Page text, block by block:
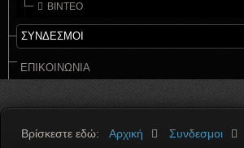
ΒΙΝΤΕΟ
ΣΥΝΔΕΣΜΟΙ
ΕΠΙΚΟΙΝΩΝΊΑ
Βρίσκεστε εδώ: Αρχική Συνδεσμοι